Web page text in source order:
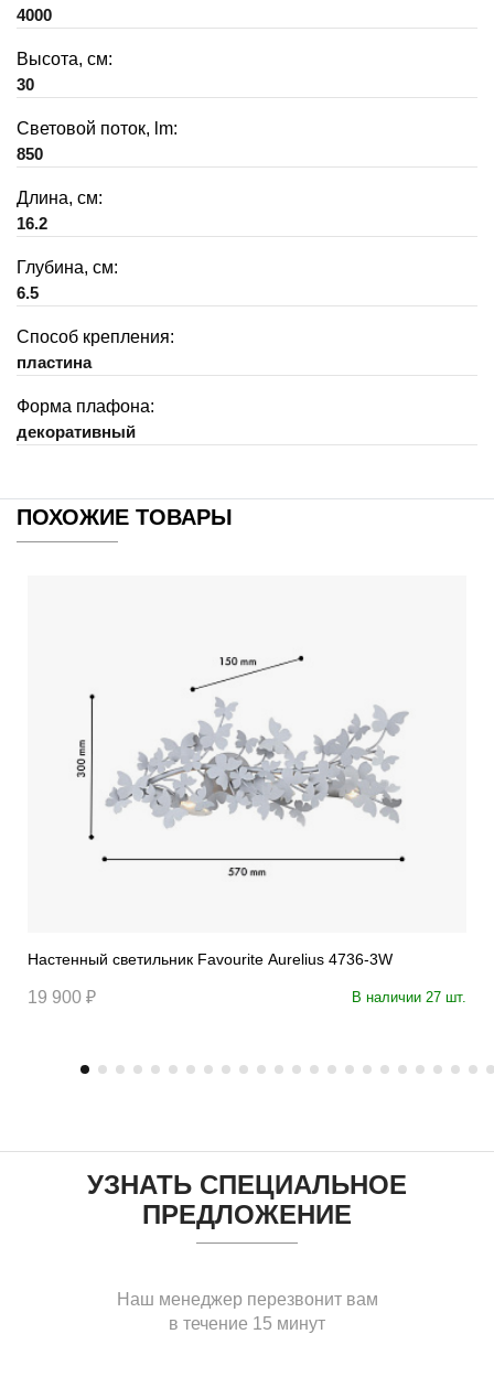
4000
Высота, см:
30
Световой поток, lm:
850
Длина, см:
16.2
Глубина, см:
6.5
Способ крепления:
пластина
Форма плафона:
декоративный
ПОХОЖИЕ ТОВАРЫ
Настенный светильник Favourite Aurelius 4736-3W
19 900 ₽ В наличии 27 шт.
УЗНАТЬ СПЕЦИАЛЬНОЕ
ПРЕДЛОЖЕНИЕ
Наш менеджер перезвонит вам
в течение 15 минут